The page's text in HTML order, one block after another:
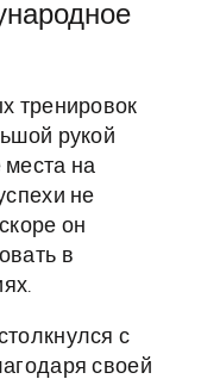
тренировок
рукой
на
не
он
в
с
своей